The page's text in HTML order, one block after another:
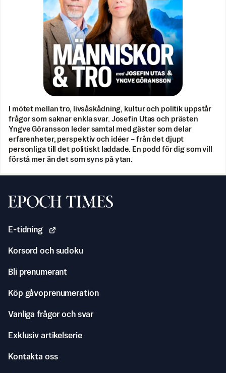
I mötet mellan tro, livsåskådning, kultur och politik uppstår
frågor som saknar enkla svar. Josefin Utas och prästen
Yngve Göransson leder samtal med gäster som delar
erfarenheter, perspektiv och idéer – från det djupt
personliga till det politiskt laddade. En podd för dig som vill
förstå mer än det som syns på ytan.
Svenska Epoch Times
E-tidning
Korsord och sudoku
Bli prenumerant
Köp gåvoprenumeration
Vanliga frågor och svar
Exklusiv artikelserie
Kontakta oss